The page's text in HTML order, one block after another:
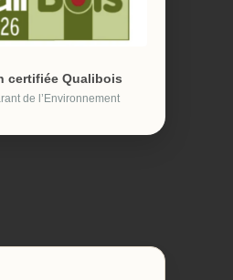
certifiée Qualibois
de l’Environnement